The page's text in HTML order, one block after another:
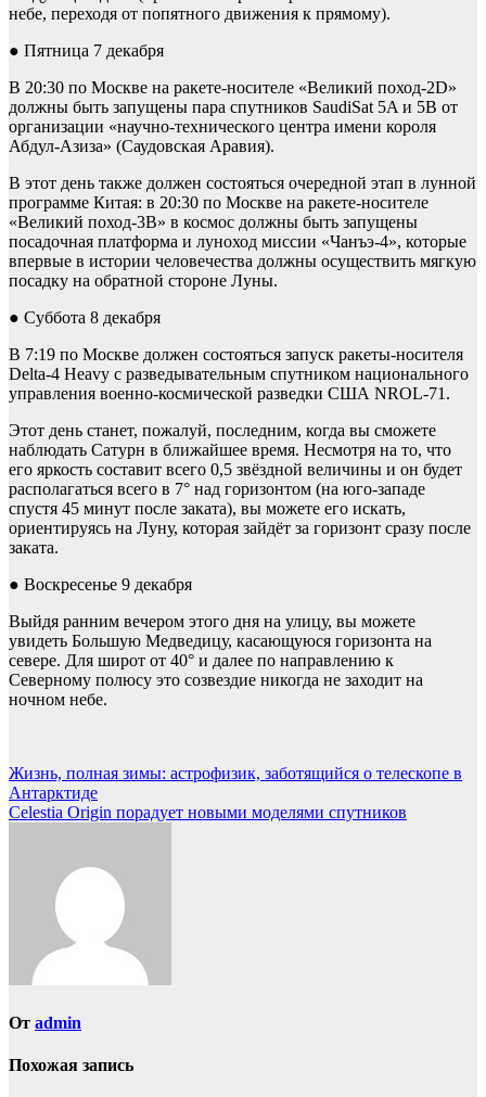
небе, переходя от попятного движения к прямому).
● Пятница 7 декабря
В 20:30 по Москве на ракете-носителе «Великий поход-2D»
должны быть запущены пара спутников SaudiSat 5A и 5B от
организации «научно-технического центра имени короля
Абдул-Азиза» (Саудовская Аравия).
В этот день также должен состояться очередной этап в лунной
программе Китая: в 20:30 по Москве на ракете-носителе
«Великий поход-3B» в космос должны быть запущены
посадочная платформа и луноход миссии «Чанъэ-4», которые
впервые в истории человечества должны осуществить мягкую
посадку на обратной стороне Луны.
● Суббота 8 декабря
В 7:19 по Москве должен состояться запуск ракеты-носителя
Delta-4 Heavy с разведывательным спутником национального
управления военно-космической разведки США NROL-71.
Этот день станет, пожалуй, последним, когда вы сможете
наблюдать Сатурн в ближайшее время. Несмотря на то, что
его яркость составит всего 0,5 звёздной величины и он будет
располагаться всего в 7° над горизонтом (на юго-западе
спустя 45 минут после заката), вы можете его искать,
ориентируясь на Луну, которая зайдёт за горизонт сразу после
заката.
● Воскресенье 9 декабря
Выйдя ранним вечером этого дня на улицу, вы можете
увидеть Большую Медведицу, касающуюся горизонта на
севере. Для широт от 40° и далее по направлению к
Северному полюсу это созвездие никогда не заходит на
ночном небе.
Навигация
по
Жизнь, полная зимы: астрофизик, заботящийся о телескопе в
Антарктиде
Celestia Origin порадует новыми моделями спутников
От admin
Похожая запись